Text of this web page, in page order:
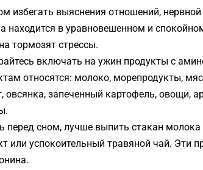
избегать выяснения отношений,
находится в уравновешенном и
тормозят стрессы.
включать на ужин продукты с
относятся: молоко, морепродукты,
овсянка, запеченный картофель, овощи,
перед сном, лучше выпить стакан
или успокоительный травяной чай. Эти